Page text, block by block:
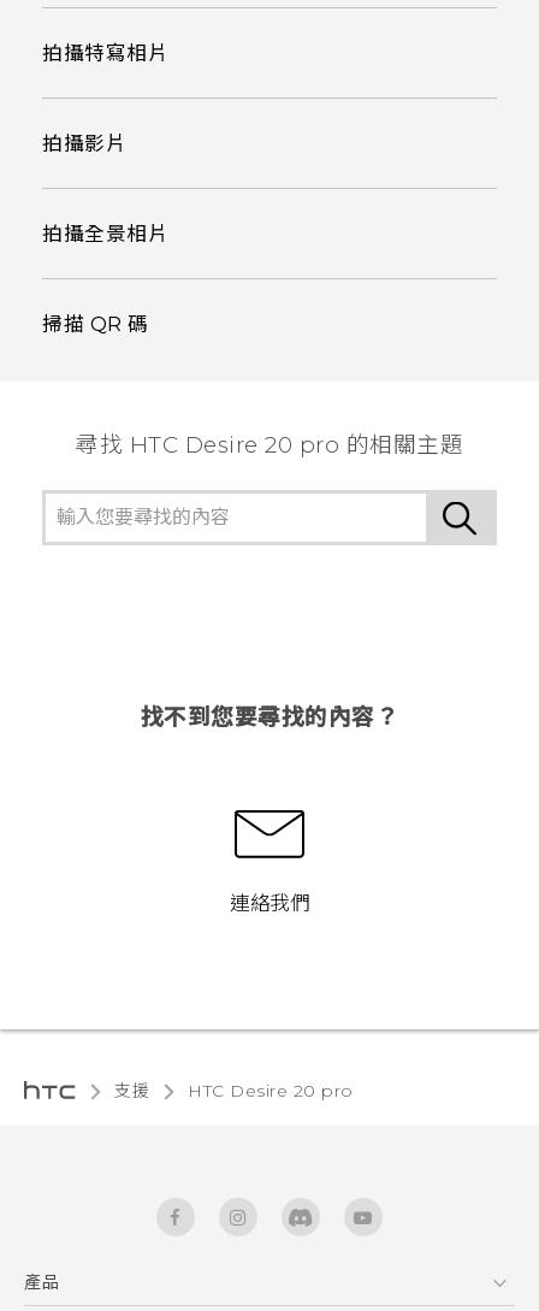
拍攝特寫相片
拍攝影片
拍攝全景相片
掃描 QR 碼
尋找 ‎HTC Desire 20 pro 的相關主題
找不到您要尋找的內容？
連絡我們
支援 ‎HTC Desire 20 pro‎
產品